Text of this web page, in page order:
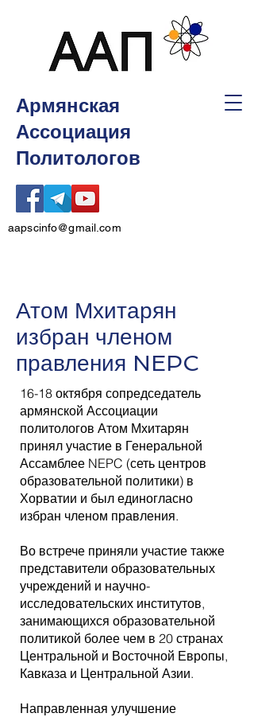
Армянская
Ассоциация
Политологов
aapscinfo@gmail.com
Атом Мхитарян
избран членом
правления NEPC
16-18 октября сопредседатель
армянской Ассоциации
политологов Атом Мхитарян
принял участие в Генеральной
Ассамблее NEPC (сеть центров
образовательной политики) в
Хорватии и был единогласно
избран членом правления.
Во встрече приняли участие также
представители образовательных
учреждений и научно-
исследовательских институтов,
занимающихся образовательной
политикой более чем в 20 странах
Центральной и Восточной Европы,
Кавказа и Центральной Азии.
Направленная улучшение